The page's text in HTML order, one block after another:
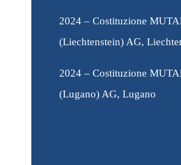
2024 – Costituzione
(Liechtenstein) AG,
2024 – Costituzione
(Lugano) AG, Lugano